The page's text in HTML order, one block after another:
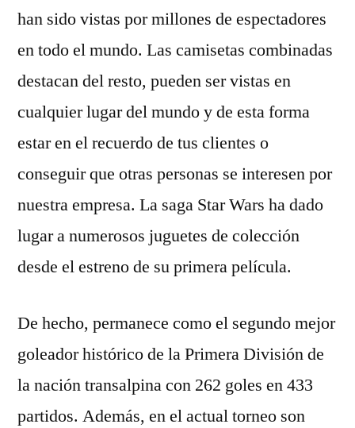
han sido vistas por millones de espectadores
en todo el mundo. Las camisetas combinadas
destacan del resto, pueden ser vistas en
cualquier lugar del mundo y de esta forma
estar en el recuerdo de tus clientes o
conseguir que otras personas se interesen por
nuestra empresa. La saga Star Wars ha dado
lugar a numerosos juguetes de colección
desde el estreno de su primera película.
De hecho, permanece como el segundo mejor
goleador histórico de la Primera División de
la nación transalpina con 262 goles en 433
partidos. Además, en el actual torneo son